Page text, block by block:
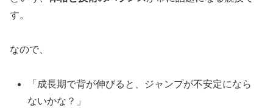
す。
なので、
「成長期で背が伸びると、ジャンプが不安定になら
ないかな？」